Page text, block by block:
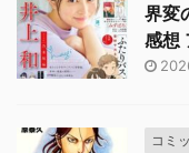
界変
感想
コミ